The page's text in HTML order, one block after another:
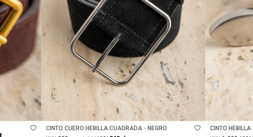
CINTO CUERO HEBILLA CUADRADA - NEGRO CINTO